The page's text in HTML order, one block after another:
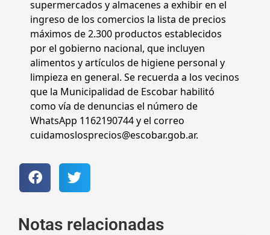
supermercados y almacenes a exhibir en el
ingreso de los comercios la lista de precios
máximos de 2.300 productos establecidos
por el gobierno nacional, que incluyen
alimentos y artículos de higiene personal y
limpieza en general. Se recuerda a los vecinos
que la Municipalidad de Escobar habilitó
como vía de denuncias el número de
WhatsApp 1162190744 y el correo
cuidamoslosprecios@escobar.gob.ar.
Notas relacionadas